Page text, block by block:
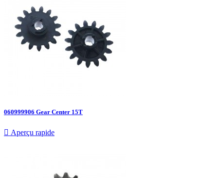
060999906 Gear Center 15T
 Aperçu rapide